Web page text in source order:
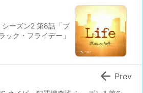
シーズン2 第8話「ブ
ック・フライデー」
 Prev